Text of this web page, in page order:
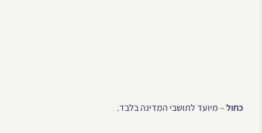
כחול– מיועד לתושבי המדינה בלבד.